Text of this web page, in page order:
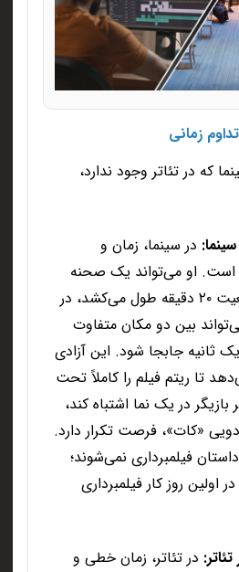
زمانی
که در تئاتر وجود ندارد،
: در سینما، زمان و
است. او می‌تواند یک صحنه
۲۰ دقیقه طول می‌کشد، در
بین دو مکان متفاوت
ثانیه جابجا شود. این آزادی
تا ریتم فیلم را کاملاً تحت
در یک نما اشتباه کند،
«کات»، فرصت تکرار دارد.
فیلمبرداری نمی‌شوند؛
اولین روز کار فیلمبرداری
: در تئاتر، زمان خطی و